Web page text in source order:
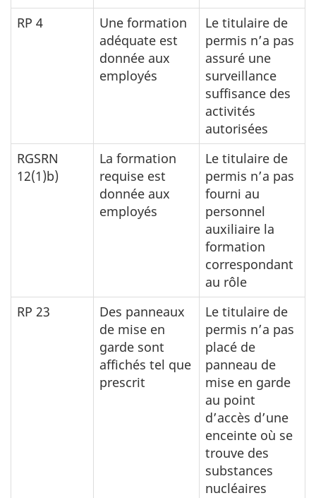
RP 4
Une formation
adéquate est
donnée aux
employés
Le titulaire de
permis n’a pas
assuré une
surveillance
suffisance des
activités
autorisées
RGSRN
12(1)b)
La formation
requise est
donnée aux
employés
Le titulaire de
permis n’a pas
fourni au
personnel
auxiliaire la
formation
correspondant
au rôle
RP 23
Des panneaux
de mise en
garde sont
affichés tel que
prescrit
Le titulaire de
permis n’a pas
placé de
panneau de
mise en garde
au point
d’accès d’une
enceinte où se
trouve des
substances
nucléaires